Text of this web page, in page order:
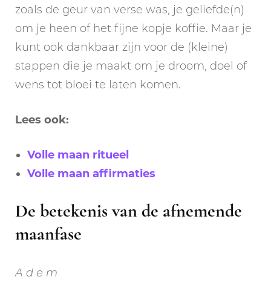
zoals de geur van verse was, je geliefde(n)
om je heen of het fijne kopje koffie. Maar je
kunt ook dankbaar zijn voor de (kleine)
stappen die je maakt om je droom, doel of
wens tot bloei te laten komen.
Lees ook:
Volle maan ritueel
Volle maan affirmaties
De betekenis van de afnemende
maanfase
A d e m